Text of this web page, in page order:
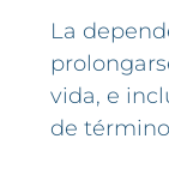
La
vida, e
de